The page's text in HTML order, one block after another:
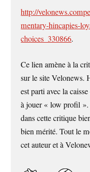
http://
mentary-hincapies-
choices_330866.
Ce lien amène à la
sur le site Velonews.
est parti avec la
à jouer « low profil ».
dans cette critique
bien mérité. Tout le
cet auteur et à